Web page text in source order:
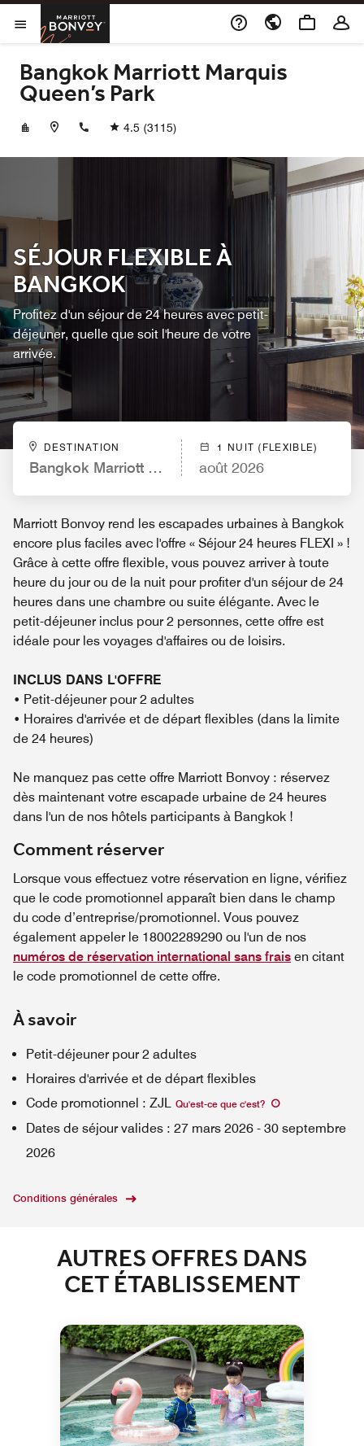
Skip to Content
Ouvrir le menu
Marriott Bonvoy
Bangkok Marriott Marquis
Queen’s Park
+6620595555
4.5 (3115)
SÉJOUR FLEXIBLE À
BANGKOK
Profitez d'un séjour de 24 heures avec petit-
déjeuner, quelle que soit l'heure de votre
arrivée.
DESTINATION
Bangkok Marriott Marquis Queen’s Park
1 NUIT (FLEXIBLE)
août 2026
Marriott Bonvoy rend les escapades urbaines à Bangkok
encore plus faciles avec l'offre « Séjour 24 heures FLEXI » !
Grâce à cette offre flexible, vous pouvez arriver à toute
heure du jour ou de la nuit pour profiter d'un séjour de 24
heures dans une chambre ou suite élégante. Avec le
petit-déjeuner inclus pour 2 personnes, cette offre est
idéale pour les voyages d'affaires ou de loisirs.
INCLUS DANS L'OFFRE
• Petit-déjeuner pour 2 adultes
• Horaires d'arrivée et de départ flexibles (dans la limite
de 24 heures)
Ne manquez pas cette offre Marriott Bonvoy : réservez
dès maintenant votre escapade urbaine de 24 heures
dans l'un de nos hôtels participants à Bangkok !
Comment réserver
Lorsque vous effectuez votre réservation en ligne, vérifiez
que le code promotionnel apparaît bien dans le champ
du code d’entreprise/promotionnel. Vous pouvez
également appeler le 18002289290 ou l'un de nos
numéros de réservation international sans frais en citant
le code promotionnel de cette offre.
À savoir
Petit-déjeuner pour 2 adultes
Horaires d'arrivée et de départ flexibles
Code promotionnel : ZJL Qu'est-ce que c'est?
Dates de séjour valides : 27 mars 2026 - 30 septembre
2026
Conditions générales
AUTRES OFFRES DANS
CET ÉTABLISSEMENT